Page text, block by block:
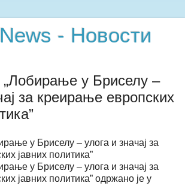
- Новости
у Бриселу –
за креирање европских
у Бриселу – улога и значај за
јавних политика”
у Бриселу – улога и значај за
јавних политика” одржано je у